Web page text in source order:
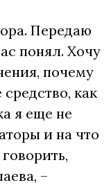
Передаю
понял. Хочу
почему
как
я еще не
и на что
–